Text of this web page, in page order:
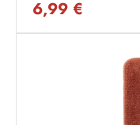
6,99 €